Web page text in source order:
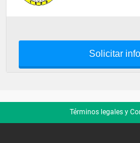
Solicitar
Términos legales y